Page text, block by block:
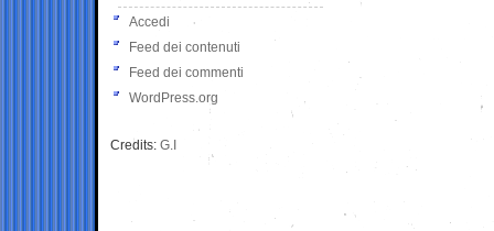
Accedi
Feed dei contenuti
Feed dei commenti
WordPress.org
Credits: G.I